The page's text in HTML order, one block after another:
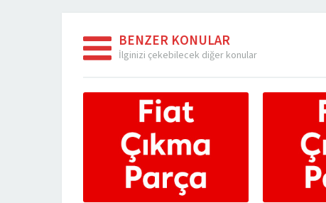
BENZER KONULAR
İlginizi çekebilecek diğer konular